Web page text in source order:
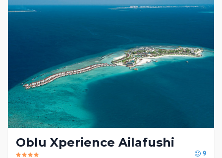
Oblu Xperience Ailafushi
9